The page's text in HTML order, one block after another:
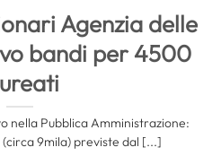
Agenzia delle
bandi per 4500
nella Pubblica Amministrazione:
9mila) previste dal [...]